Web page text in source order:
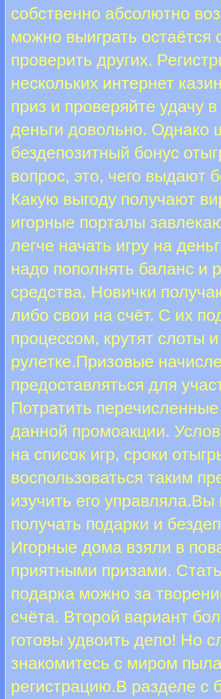
собственно абсолютно
можно выиграть
проверить других.
нескольких интернет
приз и проверяйте удачу
деньги довольно. Однако
бездепозитный бонус
вопрос, это, чего выдают
Какую выгоду получают
игорные порталы
легче начать игру на
надо пополнять баланс и
средства. Новички
либо свои на счёт. С их
процессом, крутят слоты
рулетке.Призовые
предоставляться для
Потратить
данной промоакции.
на список игр, сроки
воспользоваться таким
изучить его
получать подарки и
Игорные дома взяли в
приятными призами.
подарка можно за
счёта. Второй вариант
готовы удвоить депо! Но
знакомитесь с миром
регистрацию.В разделе с